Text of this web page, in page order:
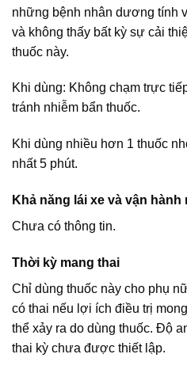
những bệnh nhân dương tính
và không thấy bất kỳ sự cải
thuốc này.
Khi dùng: Không chạm trực
tránh nhiễm bẩn thuốc.
Khi dùng nhiều hơn 1 thuốc
nhất 5 phút.
Khả năng lái xe và vận hành
Chưa có thông tin.
Thời kỳ mang thai
Chỉ dùng thuốc này cho phụ
có thai nếu lợi ích điều trị
thể xảy ra do dùng thuốc. Độ
thai kỳ chưa được thiết lập.